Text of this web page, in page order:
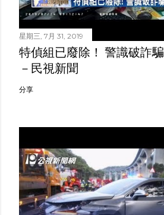
星期三, 7月 31, 2019
特偵組已廢除！ 警識破詐
－民視新聞
分享